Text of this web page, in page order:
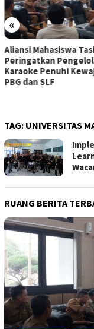
«
BEM Nusantara
Timur Soroti
Kinerja APH di Kota
Tasikmalaya
TAG: UNIVERSITAS
RUANG BERITA